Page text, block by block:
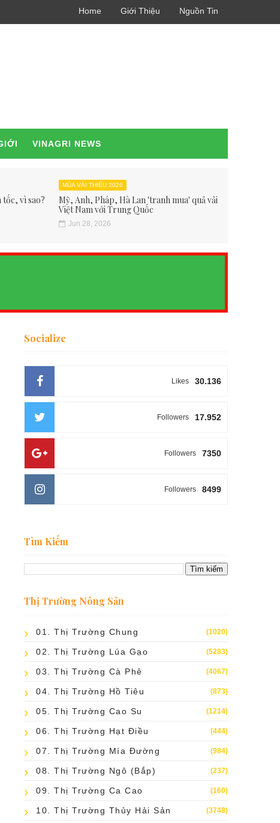
Home Giới Thiệu Nguồn Tin
VINAGRI NEWS
vì sao?
MÙA VẢI THIỀU 2026
Mỹ, Anh, Pháp, Hà Lan 'tranh mua' quả vải
Việt Nam với Trung Quốc
Jun 28, 2026
Socialize
30.136
Likes
17.952
Followers
7350
Followers
8499
Followers
Tìm Kiếm
Thị Trường Nông Sản
01. Thị Trường Chung (1020)
02. Thị Trường Lúa Gạo (5283)
03. Thị Trường Cà Phê (4067)
04. Thị Trường Hồ Tiêu (873)
05. Thị Trường Cao Su (1214)
06. Thị Trường Hạt Điều (444)
07. Thị Trường Mía Đường (984)
08. Thị Trường Ngô (bắp) (237)
09. Thị Trường Ca Cao (160)
10. Thị Trường Thủy Hải Sản (3748)